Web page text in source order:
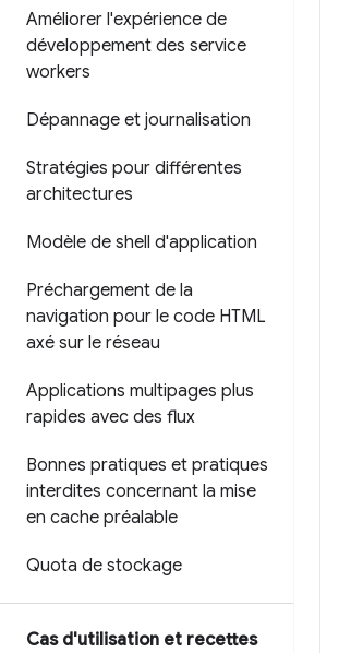
Améliorer l'expérience de
développement des service
workers
Dépannage et journalisation
Stratégies pour différentes
architectures
Modèle de shell d'application
Préchargement de la
navigation pour le code HTML
axé sur le réseau
Applications multipages plus
rapides avec des flux
Bonnes pratiques et pratiques
interdites concernant la mise
en cache préalable
Quota de stockage
Cas d'utilisation et recettes